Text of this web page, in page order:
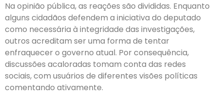
Na opinião pública, as reações são divididas. Enquanto
alguns cidadãos defendem a iniciativa do deputado
como necessária à integridade das investigações,
outros acreditam ser uma forma de tentar
enfraquecer o governo atual. Por consequência,
discussões acaloradas tomam conta das redes
sociais, com usuários de diferentes visões políticas
comentando ativamente.